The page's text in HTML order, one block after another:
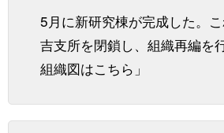
5月に新研究棟が完成した。
吉支所を閉鎖し、組織再編を
組織図はこちら」